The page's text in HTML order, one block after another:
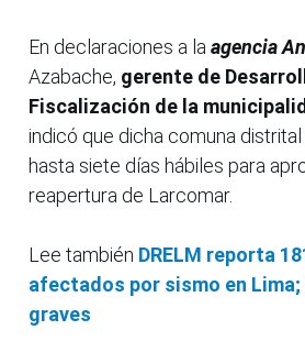
En declaraciones a la agencia
Azabache, gerente de
Fiscalización de la
indicó que dicha comuna
hasta siete días hábiles para
reapertura de Larcomar.
Lee también DRELM reporta
afectados por sismo en Lima;
graves